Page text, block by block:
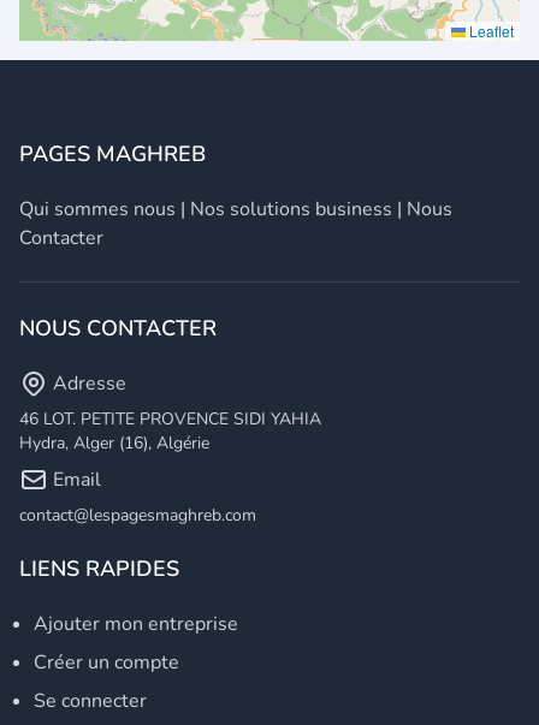
Leaflet
PAGES MAGHREB
Qui sommes nous | Nos solutions business | Nous
Contacter
NOUS CONTACTER
Adresse
46 LOT. PETITE PROVENCE SIDI YAHIA
Hydra, Alger (16), Algérie
Email
contact@lespagesmaghreb.com
LIENS RAPIDES
Ajouter mon entreprise
Créer un compte
Se connecter